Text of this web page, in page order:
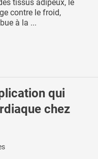
tissus adipeux, le
contre le froid,
à la ...
qui
chez